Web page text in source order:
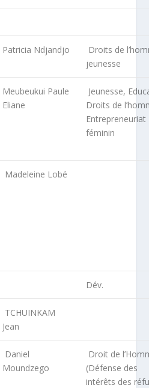
Patricia Ndjandjo
Droits de
jeunesse
Meubeukui Paule
Eliane
Jeunesse,
Droits de
Entrepreneuriat
féminin
Madeleine Lobé
Dév.
TCHUINKAM
Jean
Daniel
Moundzego
Droit de
(Défense des
intérêts des